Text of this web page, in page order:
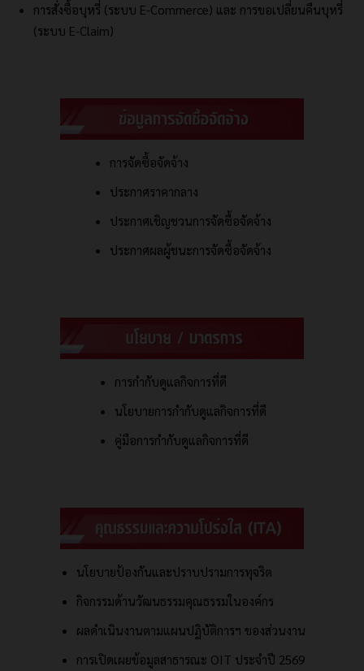
การสั่งซื้อบุหรี่ (ระบบ E-Commerce) และ การขอเปลี่ยนคืนบุหรี่
(ระบบ E-Claim)
การจัดซื้อจัดจ้าง
ประกาศราคากลาง
ประกาศเชิญชวนการจัดซื้อจัดจ้าง
ประกาศผลผู้ชนะการจัดซื้อจัดจ้าง
การกำกับดูแลกิจการที่ดี
นโยบายการกำกับดูแลกิจการที่ดี
คู่มือการกำกับดูแลกิจการที่ดี
นโยบายป้องกันและปราบปรามการทุจริต
กิจกรรมด้านวัฒนธรรมคุณธรรมในองค์กร
ผลดำเนินงานตามแผนปฏิบัติการฯ ของส่วนงาน
การเปิดเผยข้อมูลสาธารณะ OIT ประจำปี 2569